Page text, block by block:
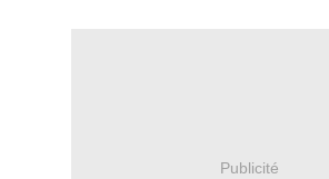
Publicité